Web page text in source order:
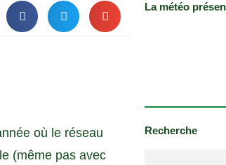
où le réseau
(même pas avec
La météo
Recherche